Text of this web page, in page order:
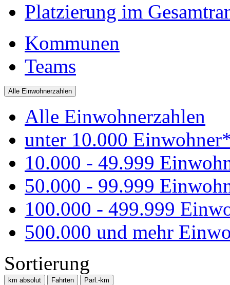
Platzierung im
Kommunen
Teams
Alle Einwohnerzahlen
Alle Einwohnerzahlen
unter 10.000
10.000 - 49.999
50.000 - 99.999
100.000 - 499.999
500.000 und mehr
Sortierung
km absolut Fahrten Parl.-km